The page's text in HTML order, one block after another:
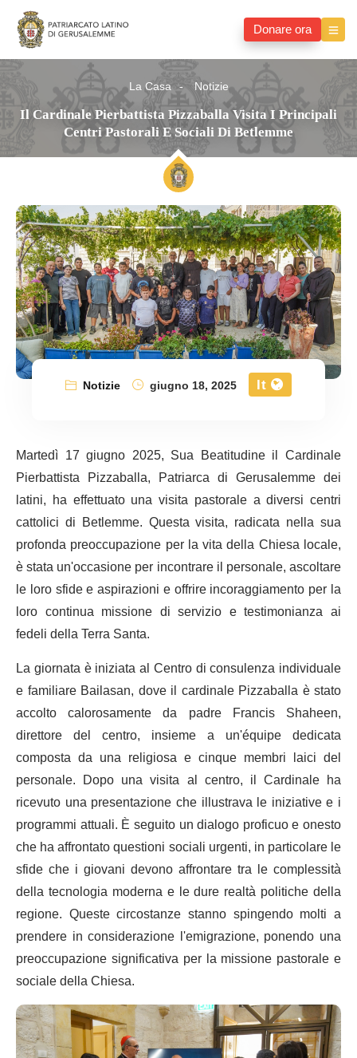
Donare ora
La Casa Notizie
Il Cardinale Pierbattista Pizzaballa Visita I Principali
Centri Pastorali E Sociali Di Betlemme
Notizie giugno 18, 2025 It
Martedì 17 giugno 2025, Sua Beatitudine il Cardinale
Pierbattista Pizzaballa, Patriarca di Gerusalemme dei
latini, ha effettuato una visita pastorale a diversi centri
cattolici di Betlemme. Questa visita, radicata nella sua
profonda preoccupazione per la vita della Chiesa locale,
è stata un'occasione per incontrare il personale, ascoltare
le loro sfide e aspirazioni e offrire incoraggiamento per la
loro continua missione di servizio e testimonianza ai
fedeli della Terra Santa.
La giornata è iniziata al Centro di consulenza individuale
e familiare Bailasan, dove il cardinale Pizzaballa è stato
accolto calorosamente da padre Francis Shaheen,
direttore del centro, insieme a un'équipe dedicata
composta da una religiosa e cinque membri laici del
personale. Dopo una visita al centro, il Cardinale ha
ricevuto una presentazione che illustrava le iniziative e i
programmi attuali. È seguito un dialogo proficuo e onesto
che ha affrontato questioni sociali urgenti, in particolare le
sfide che i giovani devono affrontare tra le complessità
della tecnologia moderna e le dure realtà politiche della
regione. Queste circostanze stanno spingendo molti a
prendere in considerazione l'emigrazione, ponendo una
preoccupazione significativa per la missione pastorale e
sociale della Chiesa.